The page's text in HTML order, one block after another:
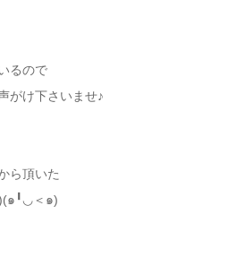
るので
がけ下さいませ♪
ら頂いた
๑╹◡＜๑)